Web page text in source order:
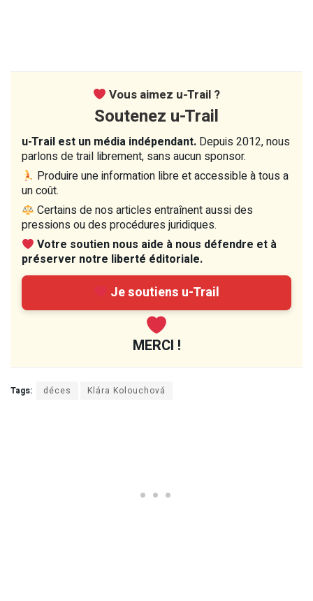
Vous aimez u-Trail ?
Soutenez u-Trail
u-Trail est un média indépendant. Depuis 2012, nous
parlons de trail librement, sans aucun sponsor.
Produire une information libre et accessible à tous a
un coût.
Certains de nos articles entraînent aussi des
pressions ou des procédures juridiques.
Votre soutien nous aide à nous défendre et à
préserver notre liberté éditoriale.
Je soutiens u-Trail
MERCI !
Tags: déces Klára Kolouchová